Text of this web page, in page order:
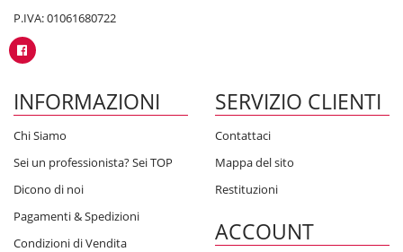
P.IVA: 01061680722
INFORMAZIONI
Chi Siamo
Sei un professionista? Sei TOP
Dicono di noi
Pagamenti & Spedizioni
Condizioni di Vendita
SERVIZIO CLIENTI
Contattaci
Mappa del sito
Restituzioni
ACCOUNT